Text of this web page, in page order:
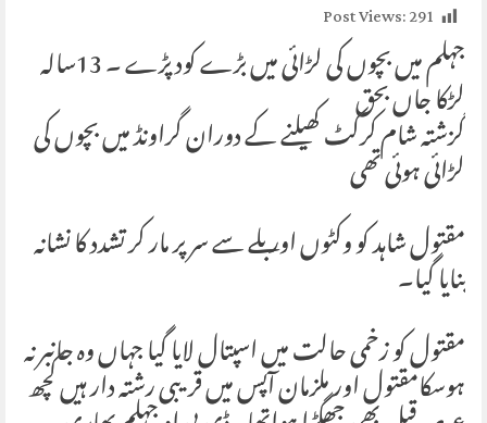
Post Views:291
جہلم میں بچوں کی لڑائی میں بڑے کود پڑے ۔ 13سالہ لڑکا جاں بحق
گزشتہ شام کرکٹ کھیلنے کے دوران گراونڈ میں بچوں کی
لڑائی ہوئی تھی
مقتول شاہد کو وکٹوں اور بلے سے سر پر مار کر تشدد کا نشانہ
بنایا گیا۔
مقتول کو زخمی حالت میں اسپتال لایا گیا جہاں وہ جانبر نہ
ہوسکامقتول اور ملزمان آپس میں قریبی رشتہ دار ہیں کچھ